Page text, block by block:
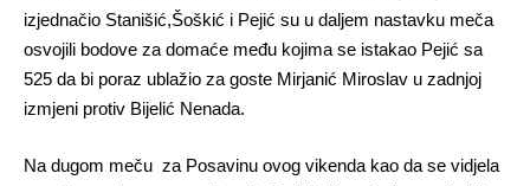
izjednačio Stanišić,Šoškić i Pejić su u daljem nastavku meča
osvojili bodove za domaće među kojima se istakao Pejić sa
525 da bi poraz ublažio za goste Mirjanić Miroslav u zadnjoj
izmjeni protiv Bijelić Nenada.
Na dugom meču za Posavinu ovog vikenda kao da se vidjela